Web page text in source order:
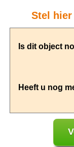
Stel